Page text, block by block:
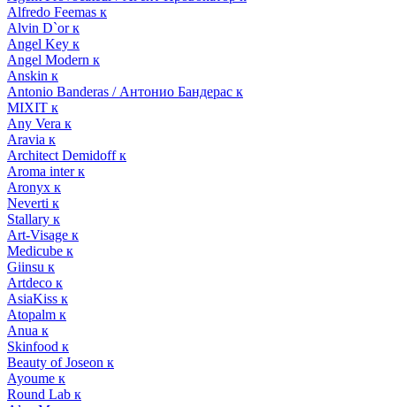
Alfredo Feemas к
Alvin D`or к
Angel Key к
Angel Modern к
Anskin к
Antonio Banderas / Антонио Бандерас к
MIXIT к
Any Vera к
Aravia к
Architect Demidoff к
Aroma inter к
Aronyx к
Neverti к
Stallary к
Art-Visage к
Medicube к
Giinsu к
Artdeco к
AsiaKiss к
Atopalm к
Anua к
Skinfood к
Beauty of Joseon к
Ayoume к
Round Lab к